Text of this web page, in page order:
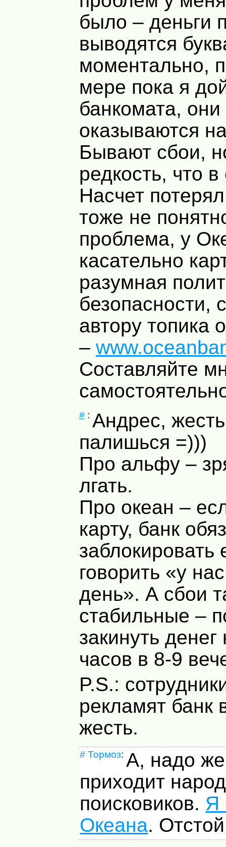
было – деньги
выводятся
моментально,
мере пока я
банкомата, они
оказываются
Бывают сбои,
редкость, что
Насчет
тоже не
проблема, у
касательно
разумная
безопасности,
автору топика
–
Составляйте
#: Андрес,
палишься =)))
Про альфу –
лгать.
Про океан –
карту, банк
заблокировать
говорить «у
день». А сбои
стабильные –
закинуть денег
часов в 8-9
P.S.:
рекламят банк
жесть.
# Тормоз: А, надо
приходит
поисковиков. Я
Океана.